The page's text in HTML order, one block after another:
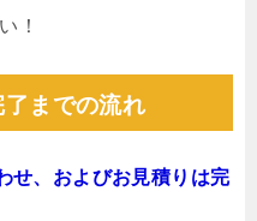
！
までの流れ
せ、およびお見積りは完